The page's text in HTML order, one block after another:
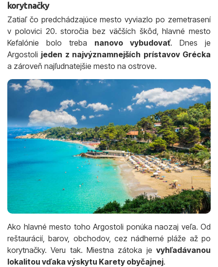
korytnačky
Zatiaľ čo predchádzajúce mesto vyviazlo po zemetrasení
v polovici 20. storočia bez väčších škôd, hlavné mesto
Kefalónie bolo treba nanovo vybudovať. Dnes je
Argostoli jeden z najvýznamnejších prístavov Grécka
a zároveň najľudnatejšie mesto na ostrove.
Ako hlavné mesto toho Argostoli ponúka naozaj veľa. Od
reštaurácií, barov, obchodov, cez nádherné pláže až po
korytnačky. Veru tak. Miestna zátoka je vyhľadávanou
lokalitou vďaka výskytu Karety obyčajnej.